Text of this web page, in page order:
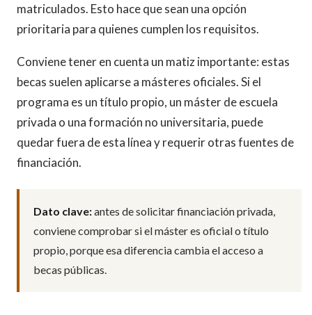
matriculados. Esto hace que sean una opción
prioritaria para quienes cumplen los requisitos.
Conviene tener en cuenta un matiz importante: estas
becas suelen aplicarse a másteres oficiales. Si el
programa es un título propio, un máster de escuela
privada o una formación no universitaria, puede
quedar fuera de esta línea y requerir otras fuentes de
financiación.
Dato clave:antes de solicitar financiación privada,
conviene comprobar si el máster es oficial o título
propio, porque esa diferencia cambia el acceso a
becas públicas.